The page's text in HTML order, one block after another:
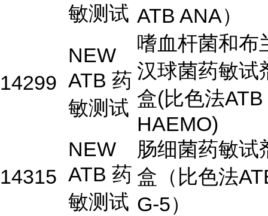
敏测试 ATB ANA）
14299
NEW
ATB 药
敏测试
嗜血杆菌和布
汉球菌药敏试
盒(比色法ATB
HAEMO)
14315
NEW
ATB 药
敏测试
肠细菌药敏试
盒（比色法
G-5）